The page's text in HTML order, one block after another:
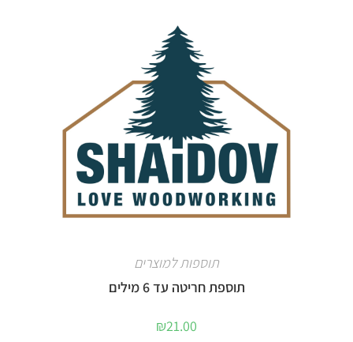
תוספות למוצרים
תוספת חריטה עד 6 מילים
₪21.00